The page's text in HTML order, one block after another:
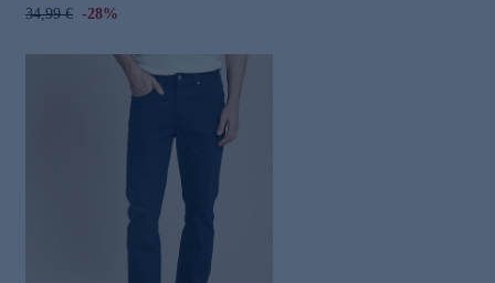
34,99 € -28%